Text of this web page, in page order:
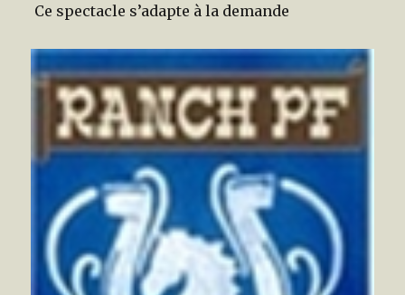
Ce spectacle s’adapte à la demande